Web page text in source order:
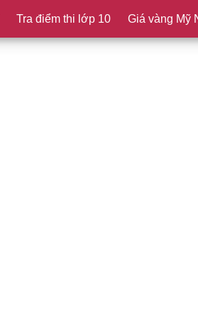
Tra điểm thi lớp 10 Giá vàng Mỹ